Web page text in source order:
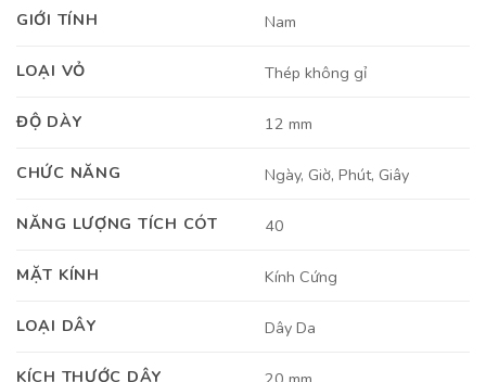
GIỚI TÍNH Nam
LOẠI VỎ Thép không gỉ
ĐỘ DÀY 12 mm
CHỨC NĂNG Ngày, Giờ, Phút, Giây
NĂNG LƯỢNG TÍCH CÓT 40
MẶT KÍNH Kính Cứng
LOẠI DÂY Dây Da
KÍCH THƯỚC DÂY